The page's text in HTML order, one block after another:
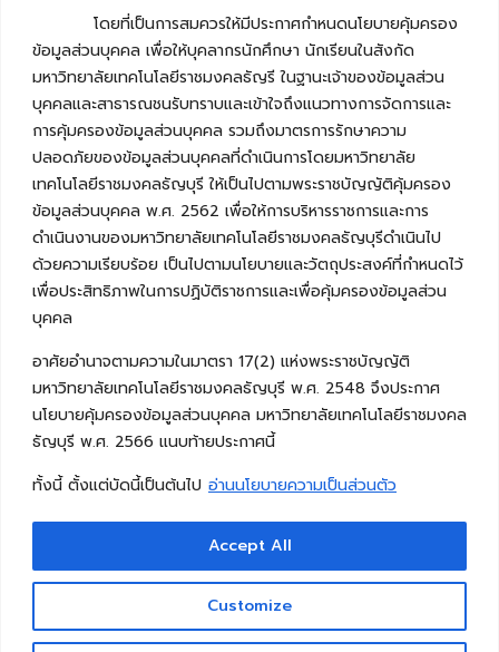
โดยที่เป็นการสมควรให้มีประกาศกำหนดนโยบายคุ้มครอง
ข้อมูลส่วนบุคคล เพื่อให้บุคลากรนักศึกษา นักเรียนในสังกัด
มหาวิทยาลัยเทคโนโลยีราชมงคลธัญรี ในฐานะเจ้าของข้อมูลส่วน
บุคคลและสาธารณชนรับทราบและเข้าใจถึงแนวทางการจัดการและ
การคุ้มครองข้อมูลส่วนบุคคล รวมถึงมาตรการรักษาความ
ปลอดภัยของข้อมูลส่วนบุคคลที่ดำเนินการโดยมหาวิทยาลัย
เทคโนโลยีราชมงคลธัญบุรี ให้เป็นไปตามพระราชบัญญัติคุ้มครอง
ข้อมูลส่วนบุคคล พ.ศ. 2562 เพื่อให้การบริหารราชการและการ
ดำเนินงานของมหาวิทยาลัยเทคโนโลยีราชมงคลธัญบุรีดำเนินไป
ด้วยความเรียบร้อย เป็นไปตามนโยบายและวัตถุประสงค์ที่กำหนดไว้
เพื่อประสิทธิภาพในการปฏิบัติราชการและเพื่อคุ้มครองข้อมูลส่วน
บุคคล
อาศัยอำนาจตามความในมาตรา 17(2) แห่งพระราชบัญญัติ
มหาวิทยาลัยเทคโนโลยีราชมงคลธัญบุรี พ.ศ. 2548 จึงประกาศ
นโยบายคุ้มครองข้อมูลส่วนบุคคล มหาวิทยาลัยเทคโนโลยีราชมงคล
ธัญบุรี พ.ศ. 2566 แนบท้ายประกาศนี้
ทั้งนี้ ตั้งแต่บัดนี้เป็นต้นไป อ่านนโยบายความเป็นส่วนตัว
Customize
Accept All
Copyright © 2026 คณะวิศวกรรมศาสตร์ มหาวิทยาลัย
เทคโนโลยีราชมงคลธัญบุรี